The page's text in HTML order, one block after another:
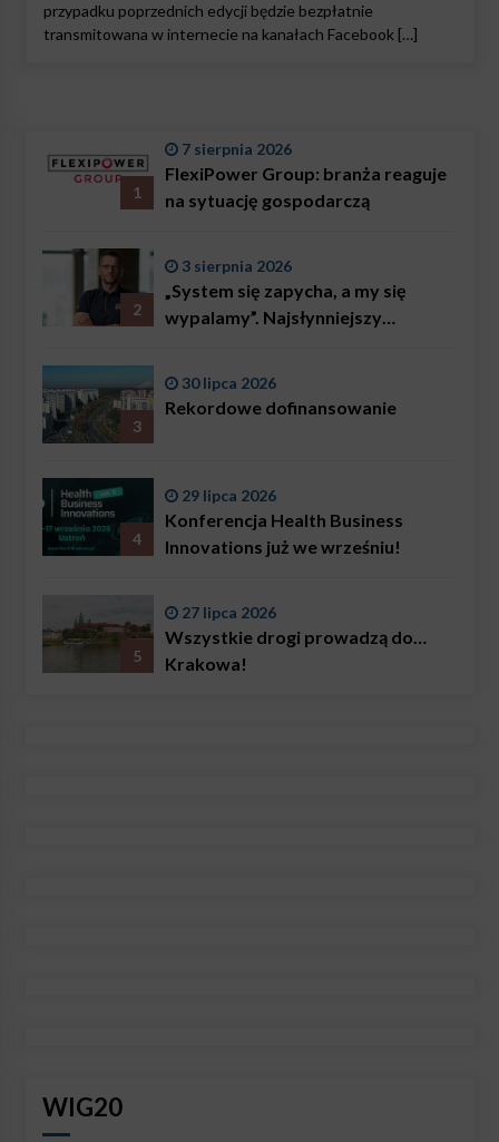
przypadku poprzednich edycji będzie bezpłatnie
transmitowana w internecie na kanałach Facebook […]
1
7 sierpnia 2026
FlexiPower Group: branża reaguje
na sytuację gospodarczą
2
3 sierpnia 2026
„System się zapycha, a my się
wypalamy”. Najsłynniejszy
problemem są nie tylko choroby
3
30 lipca 2026
Rekordowe dofinansowanie
4
29 lipca 2026
Konferencja Health Business
Innovations już we wrześniu!
5
27 lipca 2026
Wszystkie drogi prowadzą do…
Krakowa!
WIG20